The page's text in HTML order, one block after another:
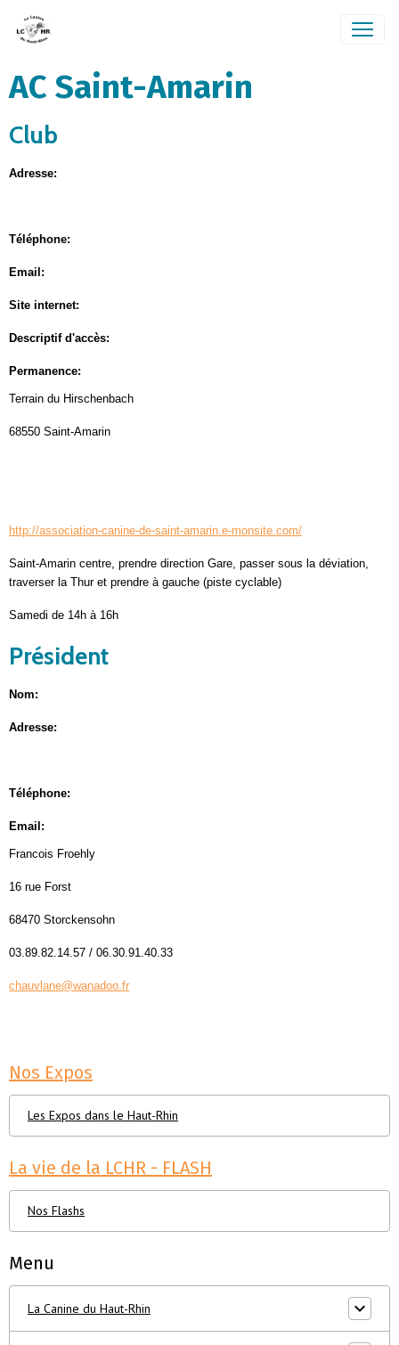
AC Saint-Amarin
Club
Adresse:
Téléphone:
Email:
Site internet:
Descriptif d'accès:
Permanence:
Terrain du Hirschenbach
68550 Saint-Amarin
http://association-canine-de-saint-amarin.e-monsite.com/
Saint-Amarin centre, prendre direction Gare, passer sous la déviation,
traverser la Thur et prendre à gauche (piste cyclable)
Samedi de 14h à 16h
Président
Nom:
Adresse:
Téléphone:
Email:
Francois Froehly
16 rue Forst
68470 Storckensohn
03.89.82.14.57 / 06.30.91.40.33
chauvlane@wanadoo.fr
Nos Expos
Les Expos dans le Haut-Rhin
La vie de la LCHR - FLASH
Nos Flashs
Menu
La Canine du Haut-Rhin